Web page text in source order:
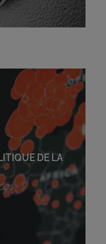
DE LA